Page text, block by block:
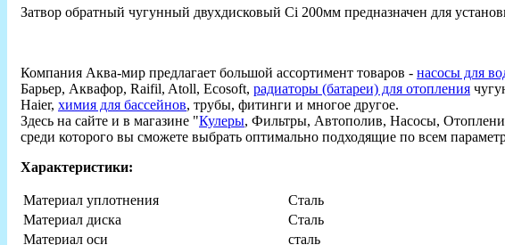
Затвор обратный чугунный двухдисковый Ci 200мм предназначен для
Компания Аква-мир предлагает большой ассортимент товаров - насосы для
Барьер, Аквафор, Raifil, Atoll, Ecosoft, радиаторы (батареи) для отопления
Haier, химия для бассейнов, трубы, фитинги и многое другое.
Здесь на сайте и в магазине "Кулеры, Фильтры, Автополив, Насосы,
среди которого вы сможете выбрать оптимально подходящие по всем
Характеристики:
Материал уплотнения
Сталь
Материал диска
Сталь
Материал оси
сталь